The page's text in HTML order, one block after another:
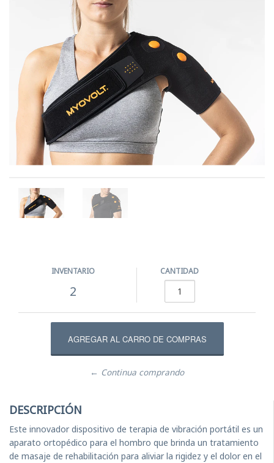
INVENTARIO
2
CANTIDAD
← Continua comprando
DESCRIPCIÓN
Este innovador dispositivo de terapia de vibración portátil es un
aparato ortopédico para el hombro que brinda un tratamiento
de masaje de rehabilitación para aliviar la rigidez y el dolor en el